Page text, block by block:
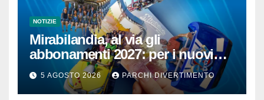
NOTIZIE
Mirabilandia, al via gli
abbonamenti 2027: per i nuovi
iscritti il 2026 è in omaggio
5 AGOSTO 2026 PARCHI DIVERTIMENTO